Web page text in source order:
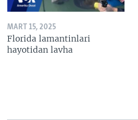
MART 15, 2025
Florida lamantinlari
hayotidan lavha